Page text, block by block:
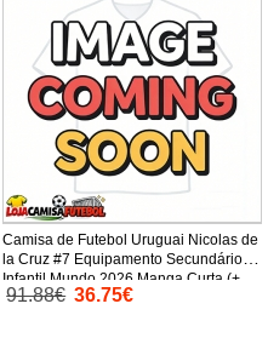
Camisa de Futebol Uruguai Nicolas de
la Cruz #7 Equipamento Secundário
Infantil Mundo 2026 Manga Curta (+
Calças curtas)
91.88€ 36.75€